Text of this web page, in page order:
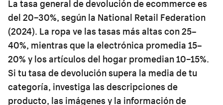
La tasa general de devolución de ecommerce es
del 20–30%, según la National Retail Federation
(2024). La ropa ve las tasas más altas con 25–
40%, mientras que la electrónica promedia 15–
20% y los artículos del hogar promedian 10–15%.
Si tu tasa de devolución supera la media de tu
categoría, investiga las descripciones de
producto, las imágenes y la información de